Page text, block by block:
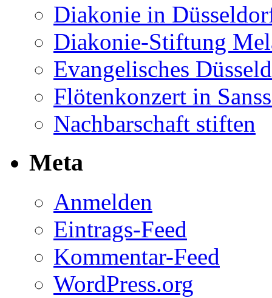
Diakonie in
Diakonie-Stiftung
Evangelisches
Flötenkonzert in
Nachbarschaft stiften
Meta
Anmelden
Eintrags-Feed
Kommentar-Feed
WordPress.org